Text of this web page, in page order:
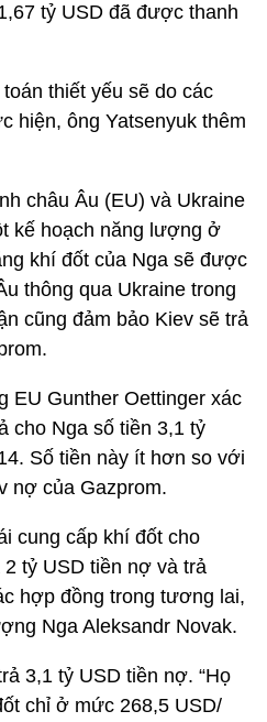
tỷ USD đã được thanh
thiết yếu sẽ do các
hiện, ông Yatsenyuk thêm
châu Âu (EU) và Ukraine
kế hoạch năng lượng ở
khí đốt của Nga sẽ được
thông qua Ukraine trong
cũng đảm bảo Kiev sẽ trả
EU Gunther Oettinger xác
cho Nga số tiền 3,1 tỷ
Số tiền này ít hơn so với
nợ của Gazprom.
cung cấp khí đốt cho
tỷ USD tiền nợ và trả
hợp đồng trong tương lai,
Nga Aleksandr Novak.
3,1 tỷ USD tiền nợ. “Họ
chỉ ở mức 268,5 USD/